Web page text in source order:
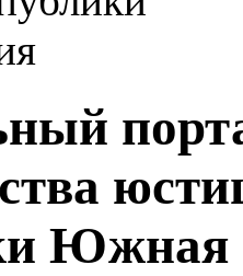
Южная